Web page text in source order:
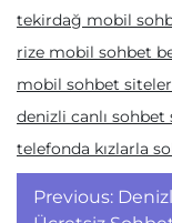
tekirdağ mobil
rize mobil sohbet
mobil sohbet
denizli canlı
telefonda kızlarla
Yazı
Previous: